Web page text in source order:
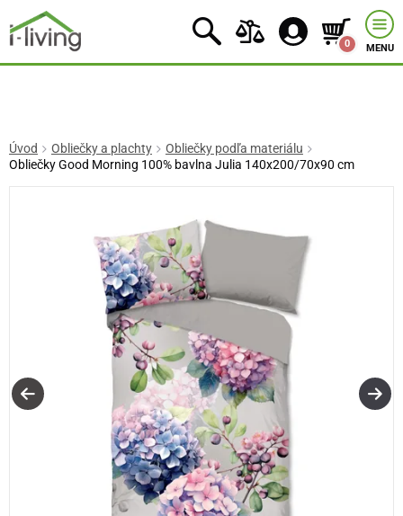
0 MENU
Úvod Obliečky a plachty
Obliečky podľa materiálu
Obliečky Good Morning 100% bavlna Julia 140x200/70x90 cm